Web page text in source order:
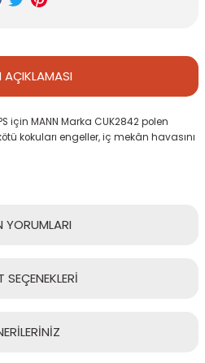
AÇIKLAMASI
için MANN Marka CUK2842 polen
kokuları engeller, iç mekân havasını
YORUMLARI
SEÇENEKLERİ